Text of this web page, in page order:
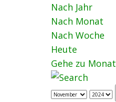
Nach Jahr
Nach Monat
Nach Woche
Heute
Gehe zu Monat